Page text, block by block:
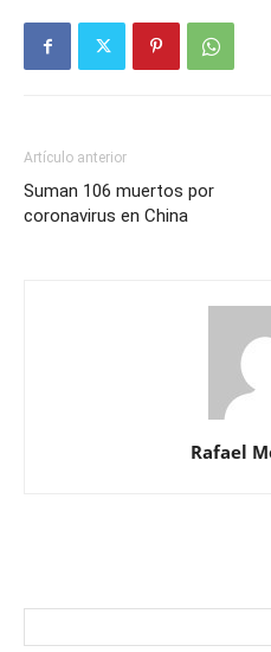
Artículo anterior
Suman 106 muertos por
coronavirus en China
Rafael